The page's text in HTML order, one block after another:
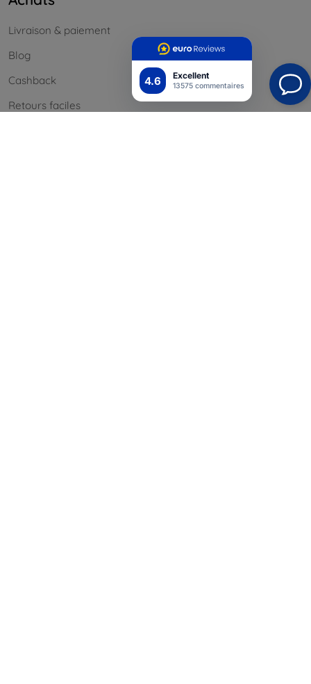
4.6 Excellent
13575 commentaires
Livraison & paiement
Blog
Cashback
Retours faciles